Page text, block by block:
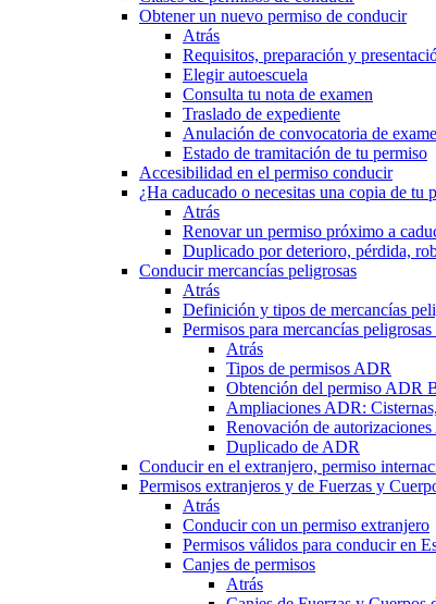
Obtener un nuevo permiso de conducir
Atrás
Requisitos, preparación y
Elegir autoescuela
Consulta tu nota de examen
Traslado de expediente
Anulación de convocatoria de
Estado de tramitación de tu permiso
Accesibilidad en el permiso conducir
¿Ha caducado o necesitas una copia de tu
Atrás
Renovar un permiso próximo a
Duplicado por deterioro, pérdida,
Conducir mercancías peligrosas
Atrás
Definición y tipos de mercancías
Permisos para mercancías
Atrás
Tipos de permisos ADR
Obtención del permiso ADR
Ampliaciones ADR:
Renovación de
Duplicado de ADR
Conducir en el extranjero, permiso
Permisos extranjeros y de Fuerzas y
Atrás
Conducir con un permiso extranjero
Permisos válidos para conducir en
Canjes de permisos
Atrás